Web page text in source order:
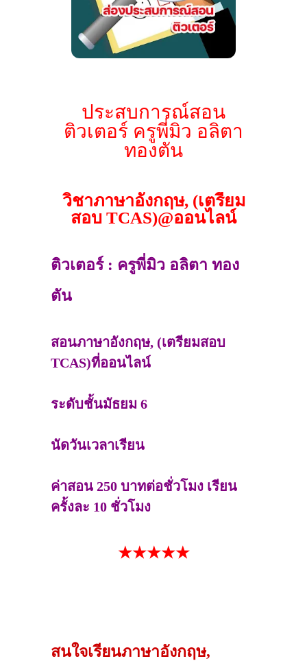
ประสบการณ์สอน
ติวเตอร์ ครูพี่มิว อลิตา
ทองตัน
วิชาภาษาอังกฤษ, (เตรียม
สอบ TCAS)@ออนไลน์
ติวเตอร์ : ครูพี่มิว อลิตา ทอง
ตัน
สอนภาษาอังกฤษ, (เตรียมสอบ
TCAS)ที่ออนไลน์
ระดับชั้นมัธยม 6
นัดวันเวลาเรียน
ค่าสอน 250 บาทต่อชั่วโมง เรียน
ครั้งละ 10 ชั่วโมง
★★★★★
สนใจเรียนภาษาอังกฤษ,